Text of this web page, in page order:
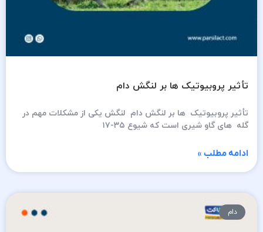
تأثیر پروبیوتیک ها بر لنگش دام
تأثیر پروبیوتیک ها بر لنگش دام لنگش یکی از مشکلات مهم در
گله های گاو شیری است که شیوع ۳۵-۱۷
ادامه مطلب »
دام